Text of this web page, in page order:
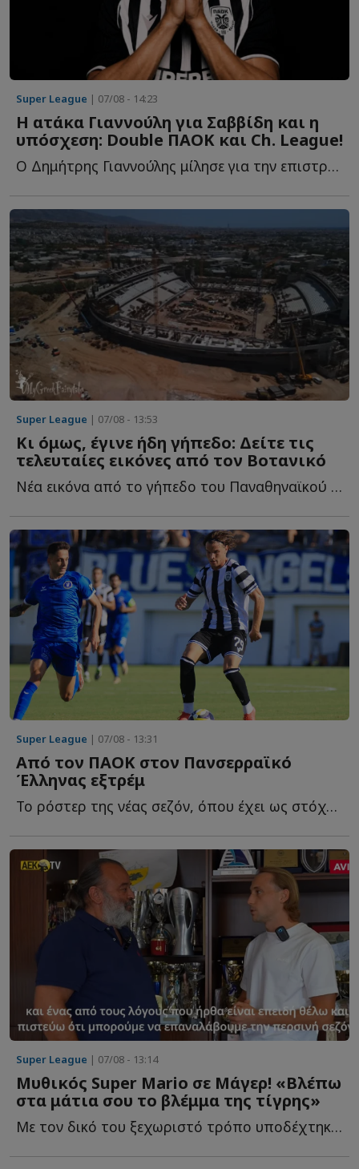
Super League | 07/08 - 14:23
Η ατάκα Γιαννούλη για Σαββίδη και η
υπόσχεση: Double ΠΑΟΚ και Ch. League!
Ο Δημήτρης Γιαννούλης μίλησε για την επιστροφή του σ...
Super League | 07/08 - 13:53
Κι όμως, έγινε ήδη γήπεδο: Δείτε τις
τελευταίες εικόνες από τον Βοτανικό
Νέα εικόνα από το γήπεδο του Παναθηναϊκού και τις εγκαταστάσεις τ...
Super League | 07/08 - 13:31
Από τον ΠΑΟΚ στον Πανσερραϊκό
Έλληνας εξτρέμ
Το ρόστερ της νέας σεζόν, όπου έχει ως στόχο την άμεση ε...
Super League | 07/08 - 13:14
Μυθικός Super Mario σε Μάγερ! «Βλέπω
στα μάτια σου το βλέμμα της τίγρης»
Με τον δικό του ξεχωριστό τρόπο υποδέχτηκε ο ιδιοκτήτης τ...